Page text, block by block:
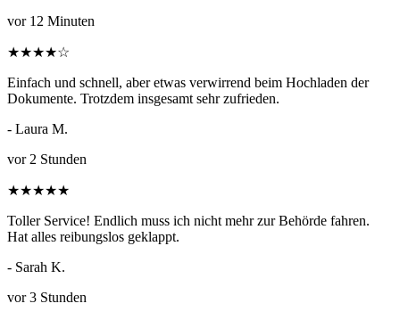
vor 12 Minuten
★★★★☆
Einfach und schnell, aber etwas verwirrend beim Hochladen der
Dokumente. Trotzdem insgesamt sehr zufrieden.
- Laura M.
vor 2 Stunden
★★★★★
Toller Service! Endlich muss ich nicht mehr zur Behörde fahren.
Hat alles reibungslos geklappt.
- Sarah K.
vor 3 Stunden